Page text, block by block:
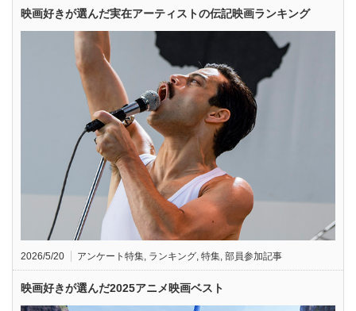
映画好きが選んだ実在アーティストの伝記映画ランキング
2026/5/20 アンケート特集, ランキング, 特集, 部員参加記事
映画好きが選んだ2025アニメ映画ベスト